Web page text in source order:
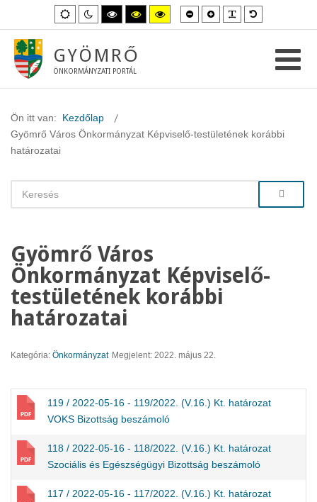
Alapértelmezett
mód
Éjszakai
mód
Magas
kontraszt
fekete-
mód.
Magas
kontraszt
fekete-
Magas
kontraszt
sárga-
Kisebb
betűméret
Nagyobb
betűméret
GYÖMRŐ
ÖNKORMÁNYZATI PORTÁL
Ön itt van: Kezdőlap
Gyömrő Város Önkormányzat Képviselő-testületének korábbi
határozatai
Gyömrő Város
Önkormányzat Képviselő-
testületének korábbi
határozatai
Kategória: Önkormányzat Megjelent: 2022. május 22.
119 / 2022-05-16 - 119/2022. (V.16.) Kt. határozat
VOKS Bizottság beszámoló
118 / 2022-05-16 - 118/2022. (V.16.) Kt. határozat
Szociális és Egészségügyi Bizottság beszámoló
117 / 2022-05-16 - 117/2022. (V.16.) Kt. határozat